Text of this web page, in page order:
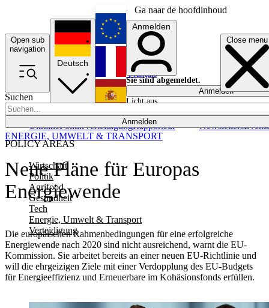
Ga naar de hoofdinhoud
Open sub
navigation
Close menu
Suchen
Anmelden
POLICY AREAS
Wirtschaft
Politik
Agrifood
Gesundheit
Tech
Energie, Umwelt & Transport
Verteidigung
UkrainePolitikVerteidigungRapporteur NewslettersEvents
Deutsch
English
Français
Anmelden
Sie sind abgemeldet.
Anmelden
Licht aus
Neue Pläne für Europas
Energiewende
Die europäischen Rahmenbedingungen für eine erfolgreiche
Energiewende nach 2020 sind nicht ausreichend, warnt die EU-
Kommission. Sie arbeitet bereits an einer neuen EU-Richtlinie und
will die ehrgeizigen Ziele mit einer Verdopplung des EU-Budgets
für Energieeffizienz und Erneuerbare im Kohäsionsfonds erfüllen.
ENERGIE, UMWELT & TRANSPORT